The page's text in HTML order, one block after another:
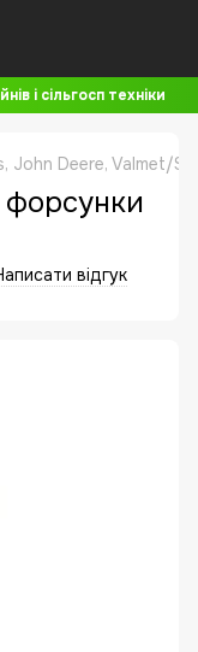
і сільгосп техніки
John Deere, Valmet/
форсунки
відгук